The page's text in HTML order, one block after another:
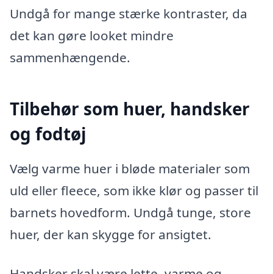
Undgå for mange stærke kontraster, da
det kan gøre looket mindre
sammenhængende.
Tilbehør som huer, handsker
og fodtøj
Vælg varme huer i bløde materialer som
uld eller fleece, som ikke klør og passer til
barnets hovedform. Undgå tunge, store
huer, der kan skygge for ansigtet.